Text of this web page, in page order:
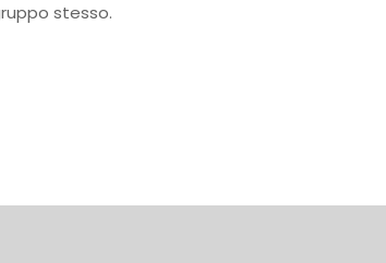
stesso.